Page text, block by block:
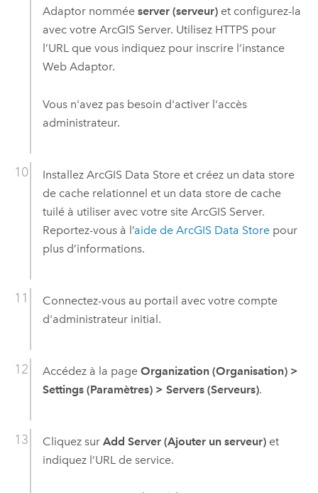
Adaptornommée server (serveur)et configurez-la
avec votre ArcGIS Server. Utilisez HTTPS pour
l’URL que vous indiquez pour inscrire l’instance
Web Adaptor.
Vous n'avez pas besoin d'activer l'accès
administrateur.
Installez ArcGIS Data Storeet créez un data store
de cache relationnel et un data store de cache
tuilé à utiliser avec votre site ArcGIS Server.
Reportez-vous à l’aide de ArcGIS Data Storepour
plus d’informations.
Connectez-vous au portail avec votre compte
d'administrateur initial.
Accédez à la page Organization (Organisation) >
Settings (Paramètres) > Servers (Serveurs).
Cliquez sur Add Server (Ajouter un serveur)et
indiquez l’URL de service.